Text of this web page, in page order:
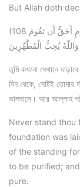
But Allah doth
(108 لاَ تَقُمْ فِيهِ أَبَدًا لَّمَسْجِدٌ أُسِّسَ عَلَى التَّقْوَى مِنْ أَوَّلِ يَوْمٍ أَحَقُّ أَن تَقُومَ
يُحِبُّ الْمُطَّهِّرِينَ
তুমি কখনো সেখানে
দিন থেকে, সেটিই তোমার
ভালবাসে। আর আল্লাহ
Never stand thou
foundation was
of the standing
to be purified;
pure.